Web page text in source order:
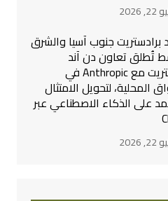
برادستريت جنوب آسيا والشرق
تُطلق تعاون دن آند
برادستريت مع Anthropic في
المحلية، لتحويل الامتثال
على الذكاء الاصطناعي عبر